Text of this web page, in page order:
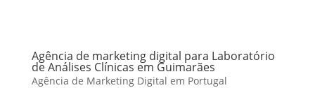
Agência de marketing digital para Laboratório
de Análises Clínicas em Guimarães
Agência de Marketing Digital em Portugal